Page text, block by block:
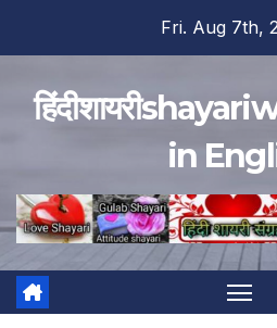
Fri. Aug 7th,
in